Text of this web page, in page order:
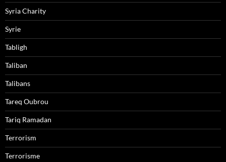
Syria Charity
Syrie
Tabligh
Taliban
Talibans
Tareq Oubrou
Tariq Ramadan
Terrorism
Terrorisme